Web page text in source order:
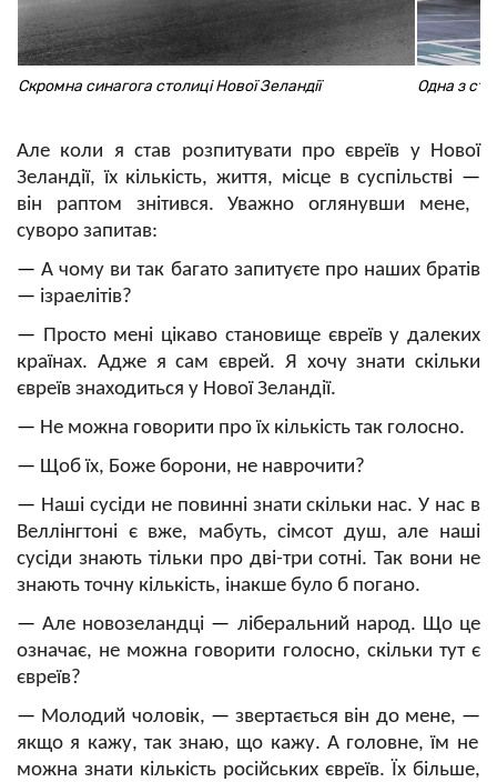
Скромна синагога столиці Нової Зеландії Одна з
Але коли я став розпитувати про євреїв у Нової
Зеландії, їх кількість, життя, місце в суспільстві —
він раптом знітився. Уважно оглянувши мене,
суворо запитав:
— А чому ви так багато запитуєте про наших братів
— ізраелітів?
— Просто мені цікаво становище євреїв у далеких
країнах. Адже я сам єврей. Я хочу знати скільки
євреїв знаходиться у Нової Зеландії.
— Не можна говорити про їх кількість так голосно.
— Щоб їх, Боже борони, не наврочити?
— Наші сусіди не повинні знати скільки нас. У нас в
Веллінгтоні є вже, мабуть, сімсот душ, але наші
сусіди знають тільки про дві-три сотні. Так вони не
знають точну кількість, інакше було б погано.
— Але новозеландці — ліберальний народ. Що це
означає, не можна говорити голосно, скільки тут є
євреїв?
— Молодий чоловік, — звертається він до мене, —
якщо я кажу, так знаю, що кажу. А головне, їм не
можна знати кількість російських євреїв. Їх більше,